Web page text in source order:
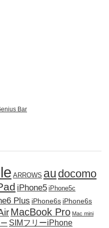
Bar
ARROWS au docomo
iPhone5 iPhone5c
Plus iPhone6s iPhone6s
MacBook Pro Mac mini
SIMフリーiPhone